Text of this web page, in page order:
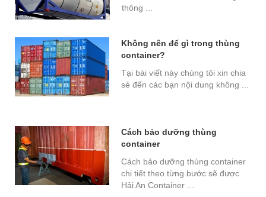
thông ...
Không nên để gì trong thùng
container?
Tại bài viết này chúng tôi xin chia
sẻ đến các bạn nội dung không ...
Cách bảo dưỡng thùng
container
Cách bảo dưỡng thùng container
chi tiết theo từng bước sẽ được
Hải An Container ...